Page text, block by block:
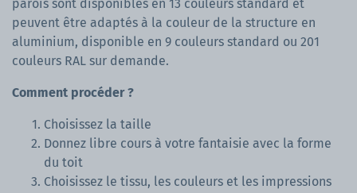
parois sont disponibles en 13 couleurs standard et
peuvent être adaptés à la couleur de la structure en
aluminium, disponible en 9 couleurs standard ou 201
couleurs RAL sur demande.
Comment procéder ?
Choisissez la taille
Donnez libre cours à votre fantaisie avec la forme
du toit
Choisissez le tissu, les couleurs et les impressions